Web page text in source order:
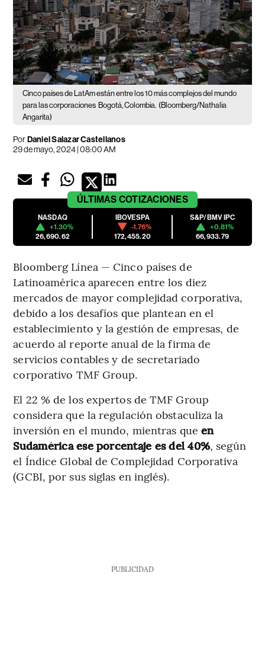
Cinco países de LatAm están entre los 10 más complejos del mundo
para las corporaciones Bogotá, Colombia. (Bloomberg/Nathalia
Angarita)
PorDaniel Salazar Castellanos
29 de mayo, 2024 | 08:00 AM
ÚLTIMAS COTIZACIONES
NASDAQ
+1.30%
26,690.62
IBOVESPA
-1.76%
172,455.20
S&P/BMV IPC
+0.81%
66,933.79
Bloomberg Línea — Cinco países de
Latinoamérica aparecen entre los diez
mercados de mayor complejidad corporativa,
debido a los desafíos que plantean en el
establecimiento y la gestión de empresas, de
acuerdo al reporte anual de la firma de
servicios contables y de secretariado
corporativo TMF Group.
El 22 % de los expertos de TMF Group
considera que la regulación obstaculiza la
inversión en el mundo, mientras que en
Sudamérica ese porcentaje es del 40%, según
el Índice Global de Complejidad Corporativa
(GCBI, por sus siglas en inglés).
PUBLICIDAD